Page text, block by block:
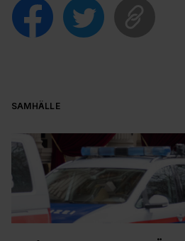
SAMHÄLLE